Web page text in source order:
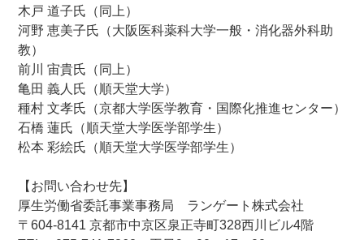
木戸 道子氏（同上）
河野 恵美子氏（大阪医科薬科大学一般・消化器外科助
教）
前川 宙貴氏（同上）
亀田 義人氏（順天堂大学）
種村 文孝氏（京都大学医学教育・国際化推進センター）
石橋 蓮氏（順天堂大学医学部学生）
松本 彩絵氏（順天堂大学医学部学生）
【お問い合わせ先】
厚生労働省委託事業事務局 ランゲート株式会社
〒604-8141 京都市中京区泉正寺町328西川ビル4階